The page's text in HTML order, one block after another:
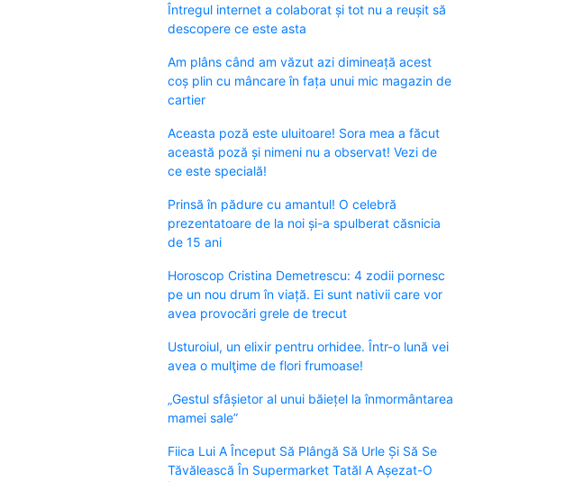
Întregul internet a colaborat și tot nu a reușit să
descopere ce este asta
Am plâns când am văzut azi dimineață acest
coș plin cu mâncare în fața unui mic magazin de
cartier
Aceasta poză este uluitoare! Sora mea a făcut
această poză și nimeni nu a observat! Vezi de
ce este specială!
Prinsă în pădure cu amantul! O celebră
prezentatoare de la noi și-a spulberat căsnicia
de 15 ani
Horoscop Cristina Demetrescu: 4 zodii pornesc
pe un nou drum în viață. Ei sunt nativii care vor
avea provocări grele de trecut
Usturoiul, un elixir pentru orhidee. Într-o lună vei
avea o mulţime de flori frumoase!
„Gestul sfâșietor al unui băiețel la înmormântarea
mamei sale”
Fiica Lui A Început Să Plângă Să Urle Și Să Se
Tăvălească În Supermarket Tatăl A Așezat-O